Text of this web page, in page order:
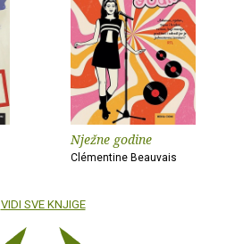
Nježne godine
Clémentine Beauvais
VIDI SVE KNJIGE